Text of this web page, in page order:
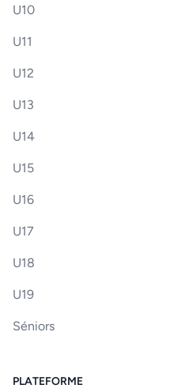
U10
U11
U12
U13
U14
U15
U16
U17
U18
U19
Séniors
PLATEFORME